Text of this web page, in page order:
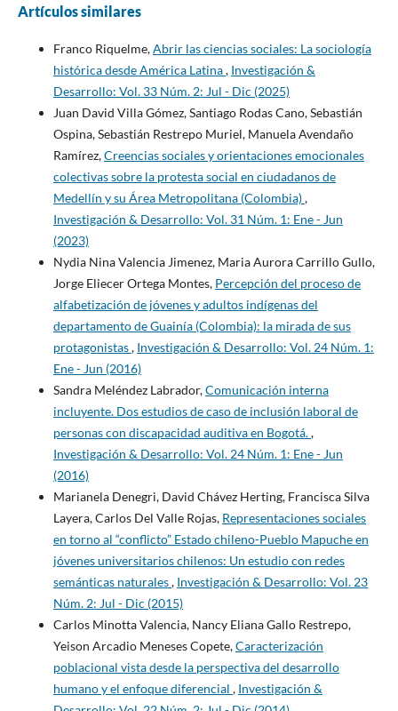
Artículos similares
Franco Riquelme,Abrir las ciencias sociales: La sociología
histórica desde América Latina, Investigación &
Desarrollo: Vol. 33 Núm. 2: Jul - Dic (2025)
Juan David Villa Gómez, Santiago Rodas Cano, Sebastián
Ospina, Sebastián Restrepo Muriel, Manuela Avendaño
Ramírez,Creencias sociales y orientaciones emocionales
colectivas sobre la protesta social en ciudadanos de
Medellín y su Área Metropolitana (Colombia),
Investigación & Desarrollo: Vol. 31 Núm. 1: Ene - Jun
(2023)
Nydia Nina Valencia Jimenez, Maria Aurora Carrillo Gullo,
Jorge Eliecer Ortega Montes, Percepción del proceso de
alfabetización de jóvenes y adultos indígenas del
departamento de Guainía (Colombia): la mirada de sus
protagonistas, Investigación & Desarrollo: Vol. 24 Núm. 1:
Ene - Jun (2016)
Sandra Meléndez Labrador,Comunicación interna
incluyente. Dos estudios de caso de inclusión laboral de
personas con discapacidad auditiva en Bogotá.,
Investigación & Desarrollo: Vol. 24 Núm. 1: Ene - Jun
(2016)
Marianela Denegri, David Chávez Herting, Francisca Silva
Layera, Carlos Del Valle Rojas, Representaciones sociales
en torno al “conflicto” Estado chileno-Pueblo Mapuche en
jóvenes universitarios chilenos: Un estudio con redes
semánticas naturales, Investigación & Desarrollo: Vol. 23
Núm. 2: Jul - Dic (2015)
Carlos Minotta Valencia, Nancy Eliana Gallo Restrepo,
Yeison Arcadio Meneses Copete,Caracterización
poblacional vista desde la perspectiva del desarrollo
humano y el enfoque diferencial , Investigación &